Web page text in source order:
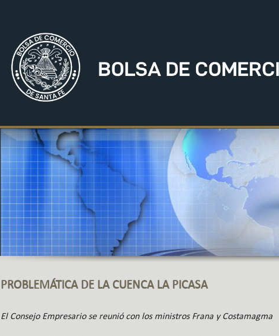
PROBLEMÁTICA DE LA CUENCA LA PICASA
El Consejo Empresario se reunió con los ministros Frana y Costamagma